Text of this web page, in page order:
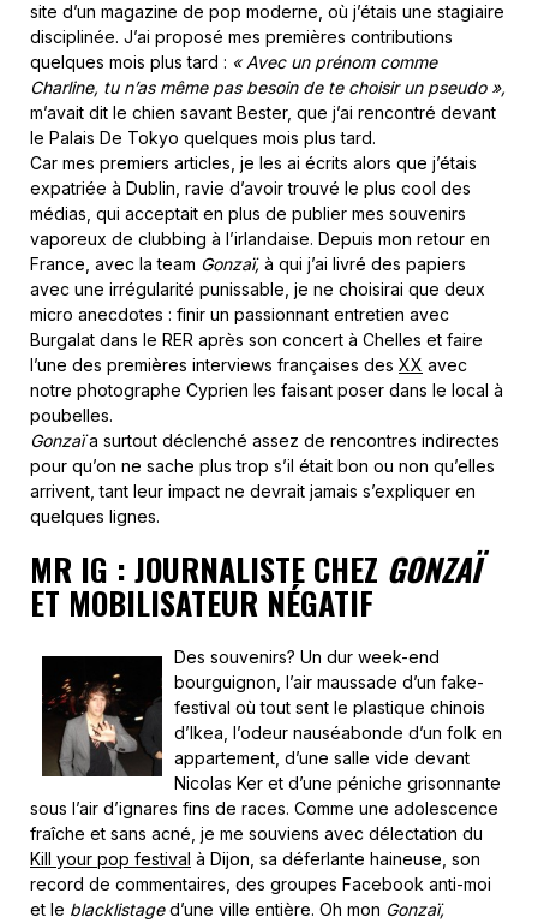
site d’un magazine de pop moderne, où j’étais une stagiaire
disciplinée. J’ai proposé mes premières contributions
quelques mois plus tard : « Avec un prénom comme
Charline, tu n’as même pas besoin de te choisir un pseudo »,
m’avait dit le chien savant Bester, que j’ai rencontré devant
le Palais De Tokyo quelques mois plus tard.
Car mes premiers articles, je les ai écrits alors que j’étais
expatriée à Dublin, ravie d’avoir trouvé le plus cool des
médias, qui acceptait en plus de publier mes souvenirs
vaporeux de clubbing à l’irlandaise. Depuis mon retour en
France, avec la team Gonzaï, à qui j’ai livré des papiers
avec une irrégularité punissable, je ne choisirai que deux
micro anecdotes : finir un passionnant entretien avec
Burgalat dans le RER après son concert à Chelles et faire
l’une des premières interviews françaises des XX avec
notre photographe Cyprien les faisant poser dans le local à
poubelles.
Gonzaïa surtout déclenché assez de rencontres indirectes
pour qu’on ne sache plus trop s’il était bon ou non qu’elles
arrivent, tant leur impact ne devrait jamais s’expliquer en
quelques lignes.
MR IG : JOURNALISTE CHEZ GONZAÏ
ET MOBILISATEUR NÉGATIF
Des souvenirs? Un dur week-end
bourguignon, l’air maussade d’un fake-
festival où tout sent le plastique chinois
d’Ikea, l’odeur nauséabonde d’un folk en
appartement, d’une salle vide devant
Nicolas Ker et d’une péniche grisonnante
sous l’air d’ignares fins de races. Comme une adolescence
fraîche et sans acné, je me souviens avec délectation du
Kill your pop festival à Dijon, sa déferlante haineuse, son
record de commentaires, des groupes Facebook anti-moi
et le blacklistaged’une ville entière. Oh mon Gonzaï,